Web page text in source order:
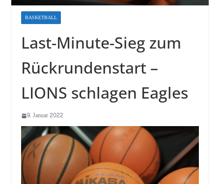
BASKETBALL
Last-Minute-Sieg zum
Rückrundenstart –
LIONS schlagen Eagles
9. Januar 2022